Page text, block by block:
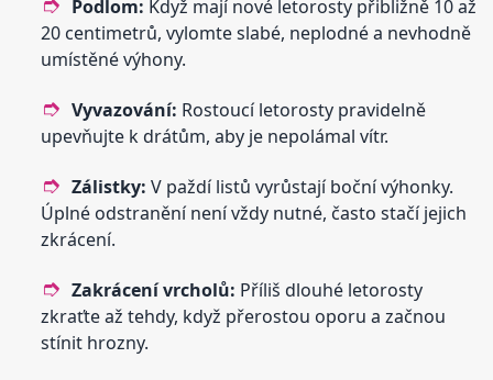
Podlom: Když mají nové letorosty přibližně 10 až
20 centimetrů, vylomte slabé, neplodné a nevhodně
umístěné výhony.
Vyvazování: Rostoucí letorosty pravidelně
upevňujte k drátům, aby je nepolámal vítr.
Zálistky: V paždí listů vyrůstají boční výhonky.
Úplné odstranění není vždy nutné, často stačí jejich
zkrácení.
Zakrácení vrcholů: Příliš dlouhé letorosty
zkraťte až tehdy, když přerostou oporu a začnou
stínit hrozny.